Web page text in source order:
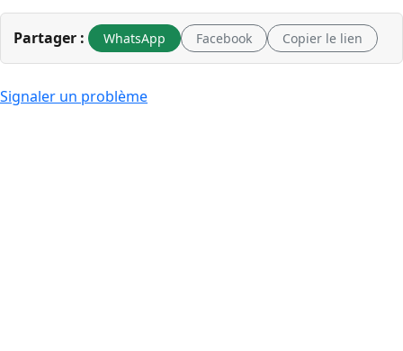
Partager : WhatsApp Facebook Copier le lien
Signaler un problème